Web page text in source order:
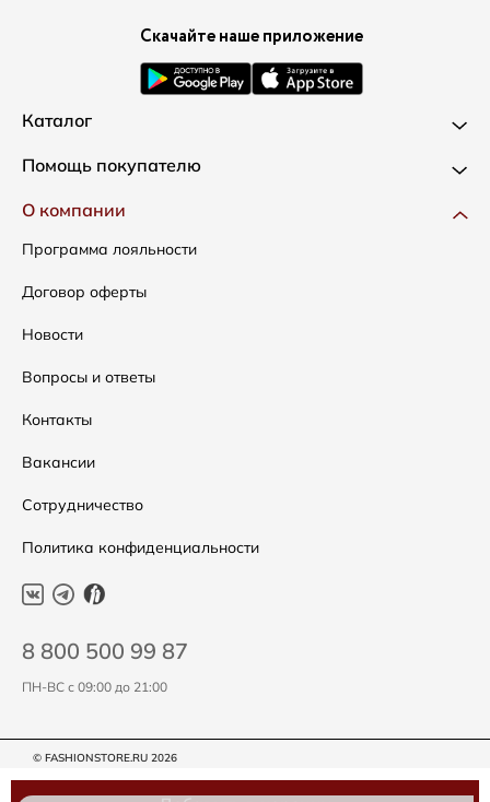
Скачайте наше приложение
Каталог
Новинки
Одежда
Сумки
Аксессуары
Распродажа
Подарочные сертификаты
Помощь покупателю
Доставка и оплата
Как оформить заказ
Условия возвратов
Таблица размеров
Уход за одеждой
О компании
Программа лояльности
Договор оферты
Новости
Вопросы и ответы
Контакты
Вакансии
Сотрудничество
Политика конфиденциальности
8 800 500 99 87
ПН-ВС с 09:00 до 21:00
© FASHIONSTORE.RU 2026